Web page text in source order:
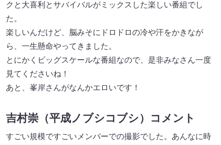
クと大喜利とサバイバルがミックスした楽しい番組でし
た。
楽しいんだけど、脳みそにドロドロの冷や汗をかきなが
ら、一生懸命やってきました。
とにかくビッグスケールな番組なので、是非みなさん一度
見てくださいね！
あと、峯岸さんがなんかエロいです！
吉村崇（平成ノブシコブシ）コメント
すごい規模ですごいメンバーでの撮影でした。あんなに時